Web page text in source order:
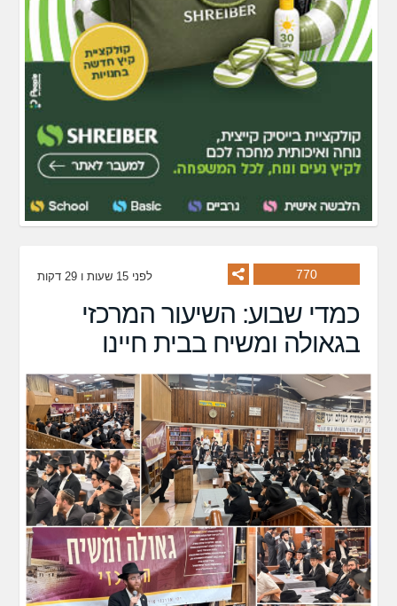
770 לפני 15 שעות ו 29 דקות
כמדי שבוע: השיעור המרכזי
בגאולה ומשיח בבית חיינו